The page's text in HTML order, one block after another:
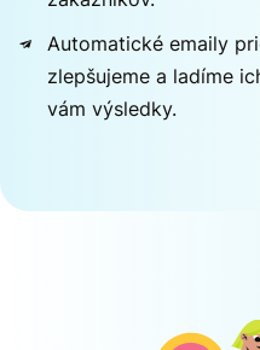
Automatické emaily
zlepšujeme a ladíme
vám výsledky.